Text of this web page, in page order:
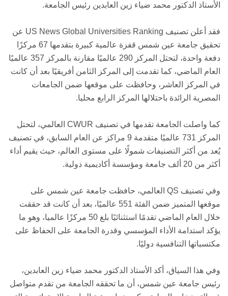
الأستاذ الدكتور محمد ضياء زين العابدين رئيس الجامعة.
فقد أعلن تصنيف US News Global Universities Ranking عن
تحقيق جامعة عين شمس قفزة عالمية كبيرة بتقدمها 67 مركزًا
دفعة واحدة، لتحتل المركز 290 عالميًا مقارنة بالمركز 357 عالميًا
العام الماضي، كما تقدمت إلى المركز الثامن أفريقيًا بعد أن كانت
في المركز العاشر، وحافظت على موقعها ضمن الجامعات
المصرية الرائدة باحتلالها المركز الرابع محليا.
كما واصلت الجامعة تقدمها في تصنيف CWUR العالمي، لتحتل
المركز 731 عالميًا متقدمة 9 مراكز عن العام السابق، في تصنيف
يُعد من أكثر التصنيفات شمولًا على مستوى العالم، حيث يقيم أداء
أكثر من 20 ألف جامعة ومؤسسة أكاديمية دولية.
وفي تصنيف QS العالمي، حافظت جامعة عين شمس على
موقعها المتميز ضمن الفئة 551 عالميًا، بعد أن كانت قد حققت
خلال العام الماضي تقدمًا استثنائيًا بلغ 50 مركزًا عالميا، وهو ما
يؤكد استدامة الأداء المؤسسي وقدرة الجامعة على الحفاظ على
مكتسباتها التنافسية دوليًا.
وفي هذا السياق، أكد الأستاذ الدكتور محمد ضياء زين العابدين،
رئيس جامعة عين شمس، أن ما تحققه الجامعة من تقدم متواصل